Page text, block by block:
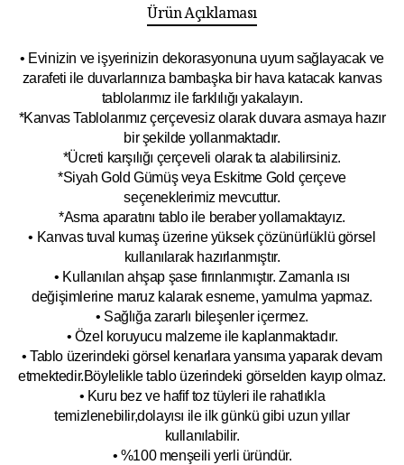
Ürün Açıklaması
• Evinizin ve işyerinizin dekorasyonuna uyum sağlayacak ve
zarafeti ile duvarlarınıza bambaşka bir hava katacak kanvas
tablolarımız ile farklılığı yakalayın.
*Kanvas Tablolarımız çerçevesiz olarak duvara asmaya hazır
bir şekilde yollanmaktadır.
*Ücreti karşılığı çerçeveli olarak ta alabilirsiniz.
*Siyah Gold Gümüş veya Eskitme Gold çerçeve
seçeneklerimiz mevcuttur.
*Asma aparatını tablo ile beraber yollamaktayız.
• Kanvas tuval kumaş üzerine yüksek çözünürlüklü görsel
kullanılarak hazırlanmıştır.
• Kullanılan ahşap şase fırınlanmıştır. Zamanla ısı
değişimlerine maruz kalarak esneme, yamulma yapmaz.
• Sağlığa zararlı bileşenler içermez.
• Özel koruyucu malzeme ile kaplanmaktadır.
• Tablo üzerindeki görsel kenarlara yansıma yaparak devam
etmektedir.Böylelikle tablo üzerindeki görselden kayıp olmaz.
• Kuru bez ve hafif toz tüyleri ile rahatlıkla
temizlenebilir,dolayısı ile ilkgünkü gibi uzun yıllar
kullanılabilir.
• %100 menşeili yerli üründür.